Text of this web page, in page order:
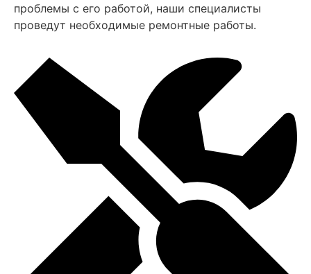
проблемы с его работой, наши специалисты
проведут необходимые ремонтные работы.